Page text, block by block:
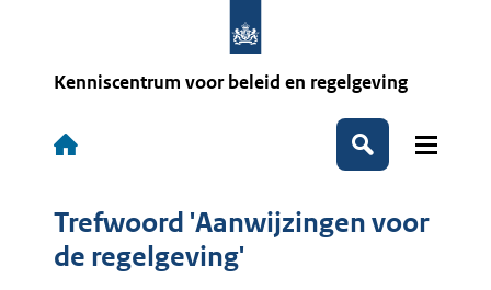
Kenniscentrum voor beleid en regelgeving
Hoofdnavigatie
Zoeken
Trefwoord 'Aanwijzingen voor
de regelgeving'